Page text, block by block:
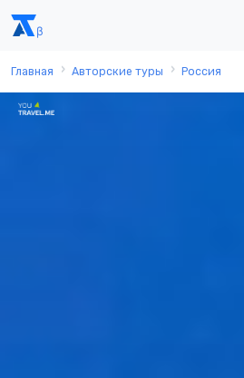
Главная Авторские туры Россия